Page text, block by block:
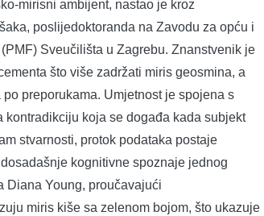
mirisni ambijent, nastao je kroz
poslijedoktoranda na Zavodu za opću i
Sveučilišta u Zagrebu. Znanstvenik je
što više zadržati miris geosmina, a
preporukama. Umjetnost je spojena s
koja se događa kada subjekt
stvarnosti, protok podataka postaje
kognitivne spoznaje jednog
Diana Young, proučavajući
miris kiše sa zelenom bojom, što ukazuje